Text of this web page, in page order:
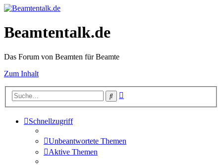
Beamtentalk.de
Das Forum von Beamten für Beamte
Zum Inhalt
Suche
Schnellzugriff
Unbeantwortete Themen
Aktive Themen